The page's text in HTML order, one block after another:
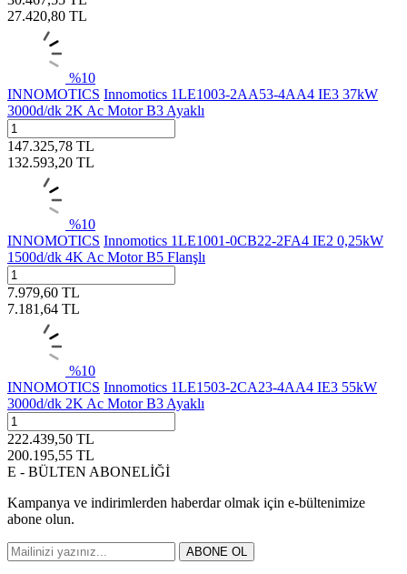
27.420,80 TL
%10
INNOMOTICS Innomotics 1LE1003-2AA53-4AA4 IE3 37kW
3000d/dk 2K Ac Motor B3 Ayaklı
147.325,78 TL
132.593,20 TL
%10
INNOMOTICS Innomotics 1LE1001-0CB22-2FA4 IE2 0,25kW
1500d/dk 4K Ac Motor B5 Flanşlı
7.979,60 TL
7.181,64 TL
%10
INNOMOTICS Innomotics 1LE1503-2CA23-4AA4 IE3 55kW
3000d/dk 2K Ac Motor B3 Ayaklı
222.439,50 TL
200.195,55 TL
E - BÜLTEN ABONELİĞİ
Kampanya ve indirimlerden haberdar olmak için e-bültenimize
abone olun.
ABONE OL